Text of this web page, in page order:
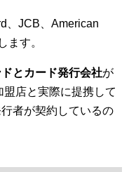
、JCB、American
ます。
とカード発行会社が
店と実際に提携して
者が契約しているの